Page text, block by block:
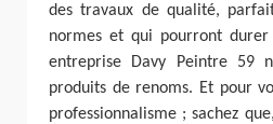
des travaux de qualité,
normes et qui pourront
entreprise Davy Peintre 59
produits de renoms. Et pour
professionnalisme ; sachez